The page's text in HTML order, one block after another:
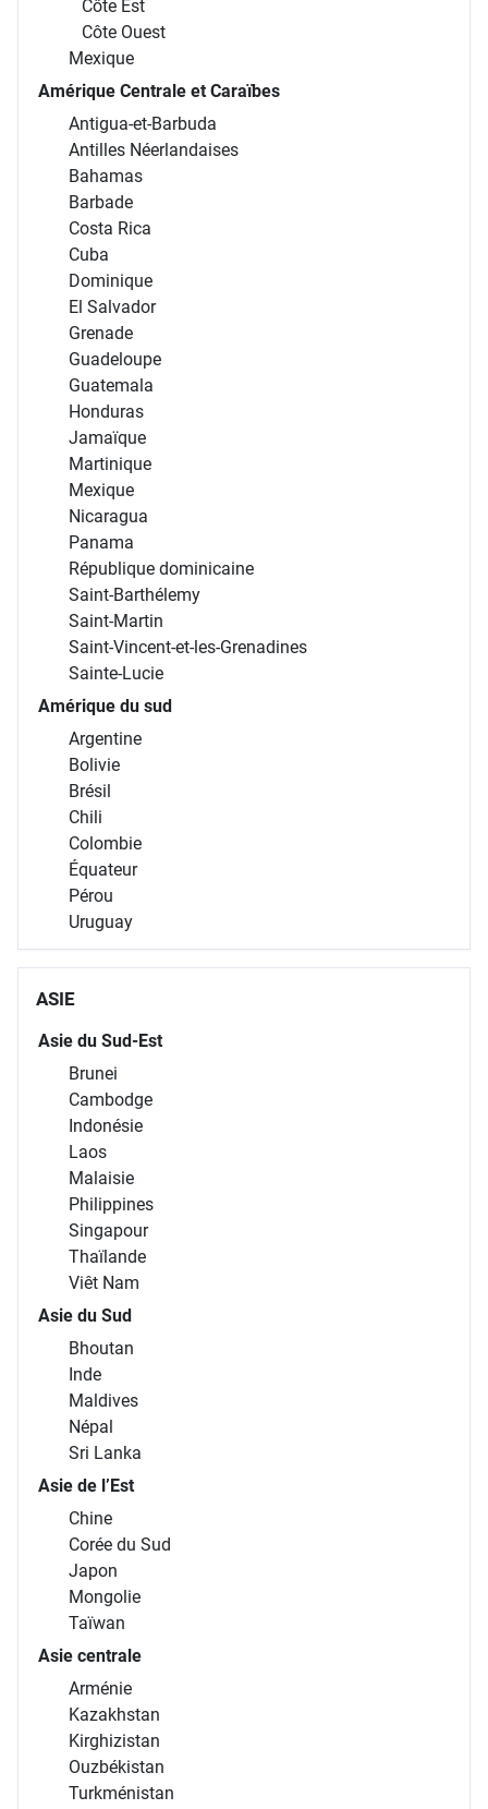
Côte Est
Côte Ouest
Mexique
Amérique Centrale et Caraïbes
Antigua-et-Barbuda
Antilles Néerlandaises
Bahamas
Barbade
Costa Rica
Cuba
Dominique
El Salvador
Grenade
Guadeloupe
Guatemala
Honduras
Jamaïque
Martinique
Mexique
Nicaragua
Panama
République dominicaine
Saint-Barthélemy
Saint-Martin
Saint-Vincent-et-les-Grenadines
Sainte-Lucie
Amérique du sud
Argentine
Bolivie
Brésil
Chili
Colombie
Équateur
Pérou
Uruguay
ASIE
Asie du Sud-Est
Brunei
Cambodge
Indonésie
Laos
Malaisie
Philippines
Singapour
Thaïlande
Viêt Nam
Asie du Sud
Bhoutan
Inde
Maldives
Népal
Sri Lanka
Asie de l’Est
Chine
Corée du Sud
Japon
Mongolie
Taïwan
Asie centrale
Arménie
Kazakhstan
Kirghizistan
Ouzbékistan
Turkménistan